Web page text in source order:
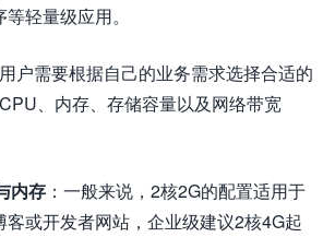
轻量级应用。
用户需要根据自己的业务需求选择合适的
、内存、存储容量以及网络带宽
内存 ：一般来说，2核2G的配置适用于
客或开发者网站，企业级建议2核4G起